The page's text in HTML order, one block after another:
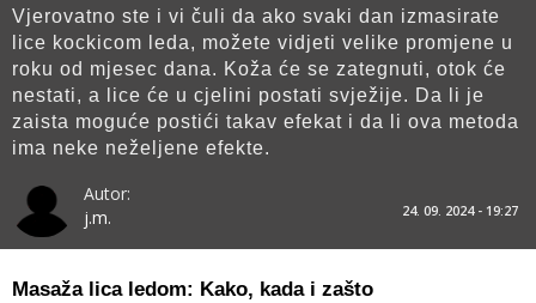
Vjerovatno ste i vi čuli da ako svaki dan izmasirate
lice kockicom leda, možete vidjeti velike promjene u
roku od mjesec dana. Koža će se zategnuti, otok će
nestati, a lice će u cjelini postati svježije. Da li je
zaista moguće postići takav efekat i da li ova metoda
ima neke neželjene efekte.
Autor:
j.m.
24. 09. 2024 - 19:27
Masaža lica ledom: Kako, kada i zašto